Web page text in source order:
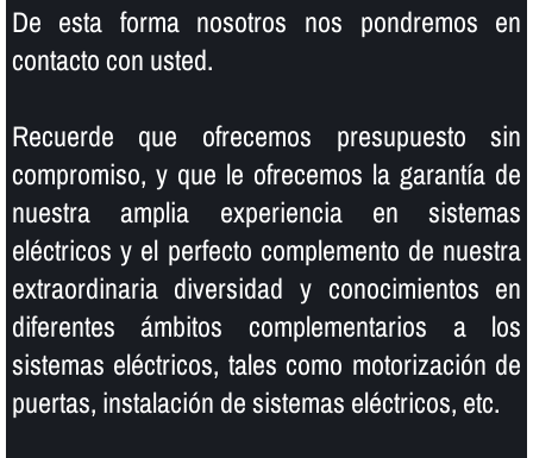
De esta forma nosotros nos pondremos en
contacto con usted.
Recuerde que ofrecemos presupuesto sin
compromiso, y que le ofrecemos la garantí­a de
nuestra amplia experiencia en sistemas
eléctricos y el perfecto complemento de nuestra
extraordinaria diversidad y conocimientos en
diferentes ámbitos complementarios a los
sistemas eléctricos, tales como motorización de
puertas, instalación de sistemas eléctricos, etc.